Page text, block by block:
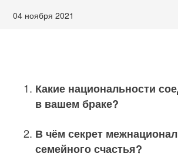
04 ноября 2021
Какие национальности
в вашем браке?
В чём секрет
семейного счастья?